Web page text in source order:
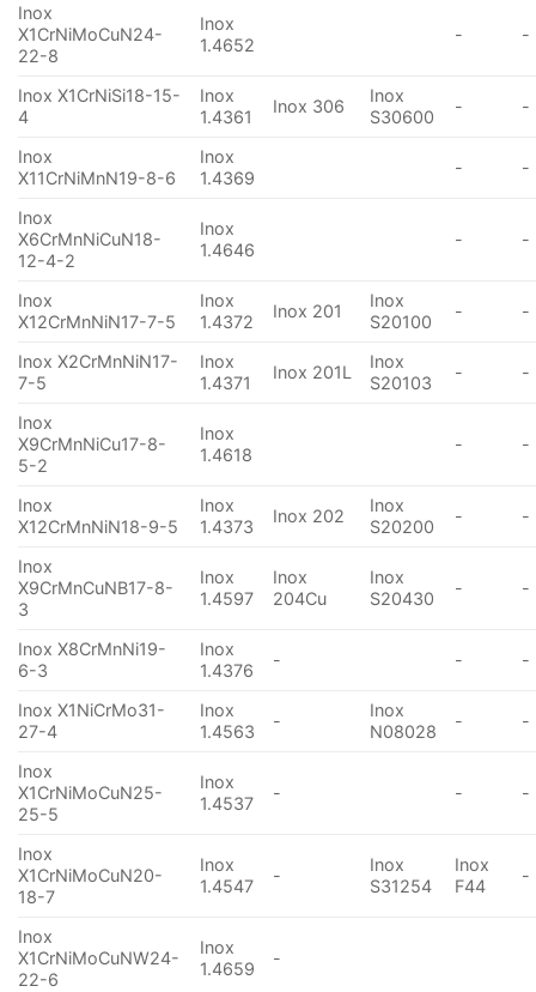
Inox
X1CrNiMoCuN24-
22-8
Inox
1.4652
- -
Inox X1CrNiSi18-15-
4
Inox
1.4361
Inox 306
Inox
S30600
- -
Inox
X11CrNiMnN19-8-6
Inox
1.4369
- -
Inox
X6CrMnNiCuN18-
12-4-2
Inox
1.4646
- -
Inox
X12CrMnNiN17-7-5
Inox
1.4372
Inox 201
Inox
S20100
- -
Inox X2CrMnNiN17-
7-5
Inox
1.4371
Inox 201L
Inox
S20103
- -
Inox
X9CrMnNiCu17-8-
5-2
Inox
1.4618
- -
Inox
X12CrMnNiN18-9-5
Inox
1.4373
Inox 202
Inox
S20200
- -
Inox
X9CrMnCuNB17-8-
3
Inox
1.4597
Inox
204Cu
Inox
S20430
- -
Inox X8CrMnNi19-
6-3
Inox
1.4376
- - -
Inox X1NiCrMo31-
27-4
Inox
1.4563
-
Inox
N08028
- -
Inox
X1CrNiMoCuN25-
25-5
Inox
1.4537
- - -
Inox
X1CrNiMoCuN20-
18-7
Inox
1.4547
-
Inox
S31254
Inox
F44
-
Inox
X1CrNiMoCuNW24-
22-6
Inox
1.4659
-